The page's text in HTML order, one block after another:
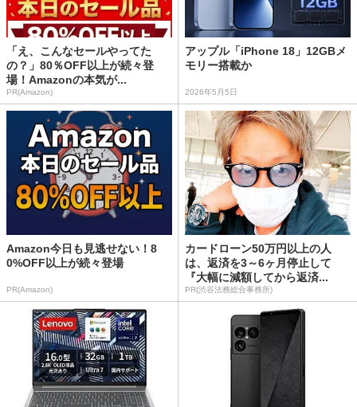
「え、こんなセールやってた
の？」80％OFF以上が続々登
場！Amazonの本気が...
PR(Amazon)
アップル「iPhone 18」12GBメ
モリー搭載か
2026年5月5日
Amazon今日も見逃せない！8
0%OFF以上が続々登場
PR(Amazon)
カードローン50万円以上の人
は、返済を3～6ヶ月停止して
『大幅に減額してから返済...
PR(渋谷法務総合事務所)